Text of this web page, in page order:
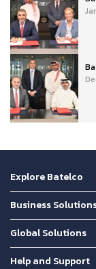
Explore Batelco
Business
Global Solutions
Help and Support